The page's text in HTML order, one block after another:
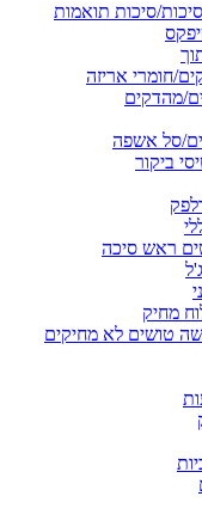
סיכות תואמות
חומרי אריזה
מהדקים
סל אשפה
ביקור
ראש סיכה
מחיק
טושים לא מחיקים